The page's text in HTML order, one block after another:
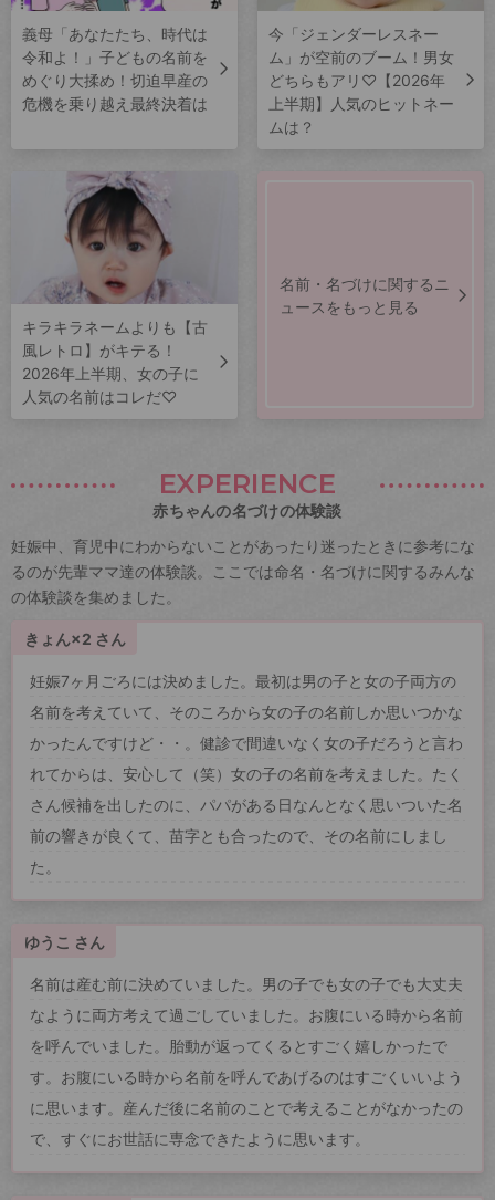
義母「あなたたち、時代は
令和よ！」子どもの名前を
めぐり大揉め！切迫早産の
危機を乗り越え最終決着は
今「ジェンダーレスネー
ム」が空前のブーム！男女
どちらもアリ♡【2026年
上半期】人気のヒットネー
ムは？
キラキラネームよりも【古
風レトロ】がキテる！
2026年上半期、女の子に
人気の名前はコレだ♡
名前・名づけに関するニ
ュースをもっと見る
EXPERIENCE
赤ちゃんの名づけの体験談
妊娠中、育児中にわからないことがあったり迷ったときに参考にな
るのが先輩ママ達の体験談。ここでは命名・名づけに関するみんな
の体験談を集めました。
きょん×2 さん
妊娠7ヶ月ごろには決めました。最初は男の子と女の子両方の
名前を考えていて、そのころから女の子の名前しか思いつかな
かったんですけど・・。健診で間違いなく女の子だろうと言わ
れてからは、安心して（笑）女の子の名前を考えました。たく
さん候補を出したのに、パパがある日なんとなく思いついた名
前の響きが良くて、苗字とも合ったので、その名前にしまし
た。
ゆうこ さん
名前は産む前に決めていました。男の子でも女の子でも大丈夫
なように両方考えて過ごしていました。お腹にいる時から名前
を呼んでいました。胎動が返ってくるとすごく嬉しかったで
す。お腹にいる時から名前を呼んであげるのはすごくいいよう
に思います。産んだ後に名前のことで考えることがなかったの
で、すぐにお世話に専念できたように思います。